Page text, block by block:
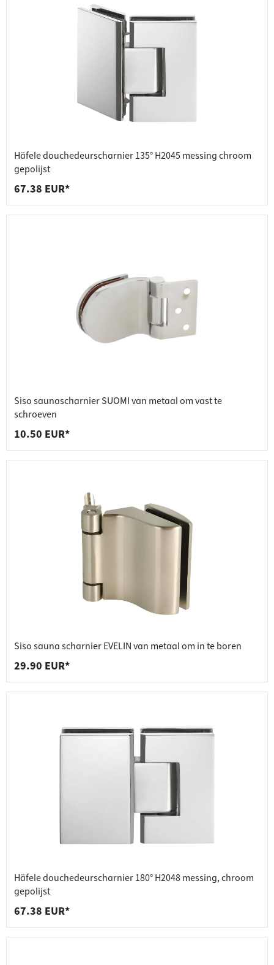
Häfele douchedeurscharnier 135° H2045 messing chroom
gepolijst
67.38 EUR*
Siso saunascharnier SUOMI van metaal om vast te
schroeven
10.50 EUR*
Siso sauna scharnier EVELIN van metaal om in te boren
29.90 EUR*
Häfele douchedeurscharnier 180° H2048 messing, chroom
gepolijst
67.38 EUR*